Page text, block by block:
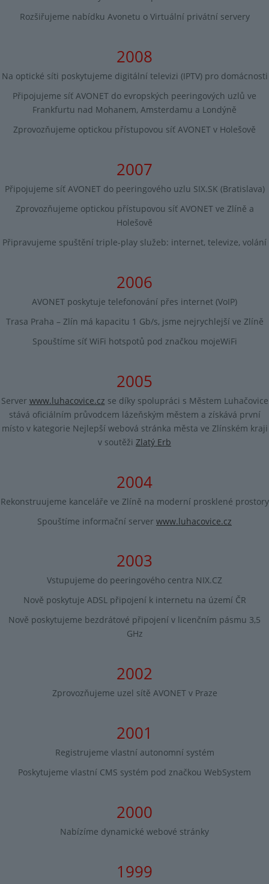
Rozšiřujeme nabídku Avonetu o Virtuální privátní servery
2008
Na optické síti poskytujeme digitální televizi (IPTV) pro domácnosti
Připojujeme síť AVONET do evropských peeringových uzlů ve
Frankfurtu nad Mohanem, Amsterdamu a Londýně
Zprovozňujeme optickou přístupovou síť AVONET v Holešově
2007
Připojujeme síť AVONET do peeringového uzlu SIX.SK (Bratislava)
Zprovozňujeme optickou přístupovou síť AVONET ve Zlíně a
Holešově
Připravujeme spuštění triple-play služeb: internet, televize, volání
2006
AVONET poskytuje telefonování přes internet (VoIP)
Trasa Praha – Zlín má kapacitu 1 Gb/s, jsme nejrychlejší ve Zlíně
Spouštíme síť WiFi hotspotů pod značkou mojeWiFi
2005
Server www.luhacovice.cz se díky spolupráci s Městem Luhačovice
stává oficiálním průvodcem lázeňským městem a získává první
místo v kategorie Nejlepší webová stránka města ve Zlínském kraji
v soutěži Zlatý Erb
2004
Rekonstruujeme kanceláře ve Zlíně na moderní prosklené prostory
Spouštíme informační server www.luhacovice.cz
2003
Vstupujeme do peeringového centra NIX.CZ
Nově poskytuje ADSL připojení k internetu na území ČR
Nově poskytujeme bezdrátové připojení v licenčním pásmu 3,5
GHz
2002
Zprovozňujeme uzel sítě AVONET v Praze
2001
Registrujeme vlastní autonomní systém
Poskytujeme vlastní CMS systém pod značkou WebSystem
2000
Nabízíme dynamické webové stránky
1999